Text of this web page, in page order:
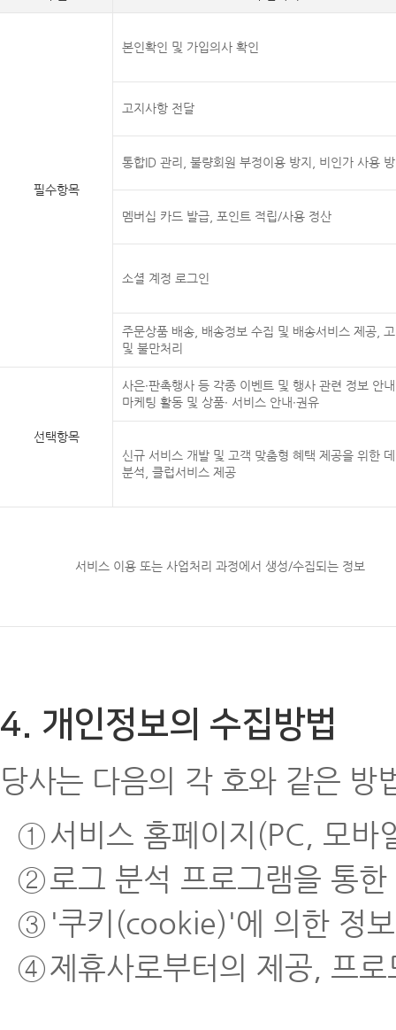
필수항목
본인확인 및 가입의사 확인
고지사항 전달
통합ID 관리, 불량회원 부정이용 방지, 비인가 사용
멤버십 카드 발급, 포인트 적립/사용 정산
소셜 계정 로그인
주문상품 배송, 배송정보 수집 및 배송서비스 제공,
및 불만처리
선택항목
사은∙판촉행사 등 각종 이벤트 및 행사 관련 정보 안
마케팅 활동 및 상품∙ 서비스 안내∙권유
신규 서비스 개발 및 고객 맞춤형 혜택 제공을 위한
분석, 클럽서비스 제공
서비스 이용 또는 사업처리 과정에서 생성/수집되는 정보
4. 개인정보의 수집방법
당사는 다음의 각 호와 같은 방
①서비스 홈페이지(PC, 모바
②로그 분석 프로그램을 통
③ '쿠키(cookie)'에 의한 정
④제휴사로부터의 제공, 프